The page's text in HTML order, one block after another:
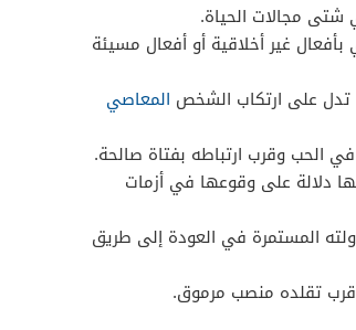
شتى مجالات الحياة.
غير أخلاقية أو أفعال مسيئة
تدل على ارتكاب الشخص المعاصي
الحب وقرب ارتباطه بفتاة صالحة.
دلالة على وقوعها في أزمات
المستمرة في العودة إلى طريق
قرب تقلده منصب مرموق.